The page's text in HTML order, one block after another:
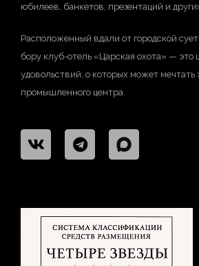
юбилеев, банкетов, презентаций и
Расположенный вдали от городской
бору клуб-отель «Царская охота» — это
удовольствий, о которых может мечтать
промышленного центра.